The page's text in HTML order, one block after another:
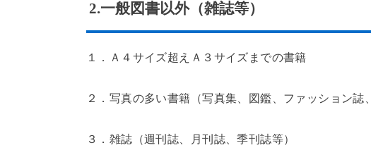
2.一般図書以外（雑誌等）
１．Ａ４サイズ超えＡ３サイズまでの書籍
２．写真の多い書籍（写真集、図鑑、ファッション誌
３．雑誌（週刊誌、月刊誌、季刊誌等）